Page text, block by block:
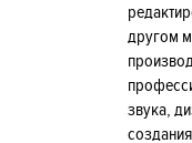
другом
звука,